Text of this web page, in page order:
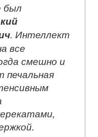
был
. Интеллект
все
смешно и
печальная